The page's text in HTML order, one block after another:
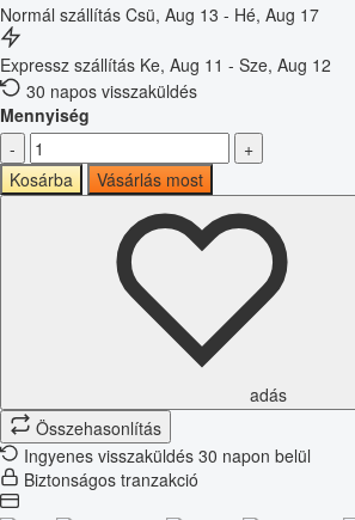
Normál szállítás Csü, Aug 13 - Hé, Aug 17
Expressz szállítás Ke, Aug 11 - Sze, Aug 12
30 napos visszaküldés
Mennyiség
-
+
Kosárba
Vásárlás most
adás
Összehasonlítás
Ingyenes visszaküldés 30 napon belül
Biztonságos tranzakció